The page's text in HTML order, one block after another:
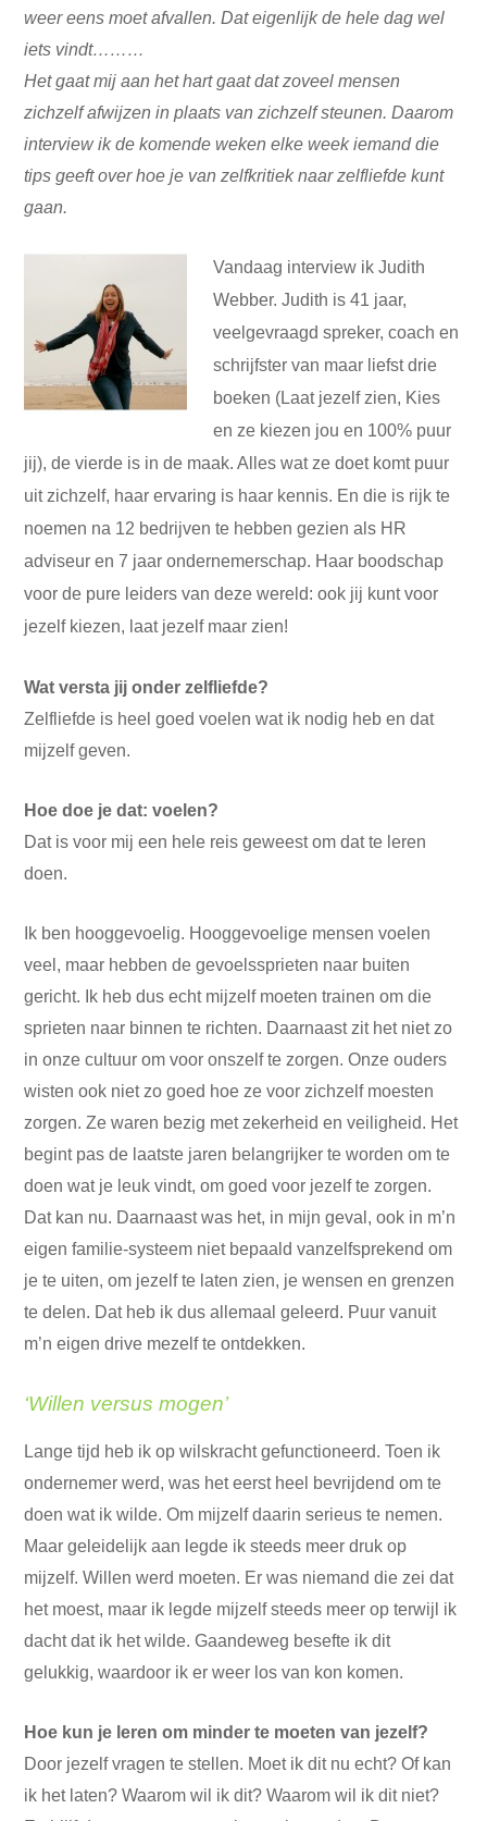
weer eens moet afvallen. Dat eigenlijk de hele dag wel
iets vindt………
Het gaat mij aan het hart gaat dat zoveel mensen
zichzelf afwijzen in plaats van zichzelf steunen. Daarom
interview ik de komende weken elke week iemand die
tips geeft over hoe je van zelfkritiek naar zelfliefde kunt
gaan.
Vandaag interview ik Judith
Webber. Judith is 41 jaar,
veelgevraagd spreker, coach en
schrijfster van maar liefst drie
boeken (Laat jezelf zien, Kies
en ze kiezen jou en 100% puur
jij), de vierde is in de maak. Alles wat ze doet komt puur
uit zichzelf, haar ervaring is haar kennis. En die is rijk te
noemen na 12 bedrijven te hebben gezien als HR
adviseur en 7 jaar ondernemerschap. Haar boodschap
voor de pure leiders van deze wereld: ook jij kunt voor
jezelf kiezen, laat jezelf maar zien!
Wat versta jij onder zelfliefde?
Zelfliefde is heel goed voelen wat ik nodig heb en dat
mijzelf geven.
Hoe doe je dat: voelen?
Dat is voor mij een hele reis geweest om dat te leren
doen.
Ik ben hooggevoelig. Hooggevoelige mensen voelen
veel, maar hebben de gevoelssprieten naar buiten
gericht. Ik heb dus echt mijzelf moeten trainen om die
sprieten naar binnen te richten. Daarnaast zit het niet zo
in onze cultuur om voor onszelf te zorgen. Onze ouders
wisten ook niet zo goed hoe ze voor zichzelf moesten
zorgen. Ze waren bezig met zekerheid en veiligheid. Het
begint pas de laatste jaren belangrijker te worden om te
doen wat je leuk vindt, om goed voor jezelf te zorgen.
Dat kan nu. Daarnaast was het, in mijn geval, ook in m’n
eigen familie-systeem niet bepaald vanzelfsprekend om
je te uiten, om jezelf te laten zien, je wensen en grenzen
te delen. Dat heb ik dus allemaal geleerd. Puur vanuit
m’n eigen drive mezelf te ontdekken.
‘Willen versus mogen’
Lange tijd heb ik op wilskracht gefunctioneerd. Toen ik
ondernemer werd, was het eerst heel bevrijdend om te
doen wat ik wilde. Om mijzelf daarin serieus te nemen.
Maar geleidelijk aan legde ik steeds meer druk op
mijzelf. Willen werd moeten. Er was niemand die zei dat
het moest, maar ik legde mijzelf steeds meer op terwijl ik
dacht dat ik het wilde. Gaandeweg besefte ik dit
gelukkig, waardoor ik er weer los van kon komen.
Hoe kun je leren om minder te moeten van jezelf?
Door jezelf vragen te stellen. Moet ik dit nu echt? Of kan
ik het laten? Waarom wil ik dit? Waarom wil ik dit niet?